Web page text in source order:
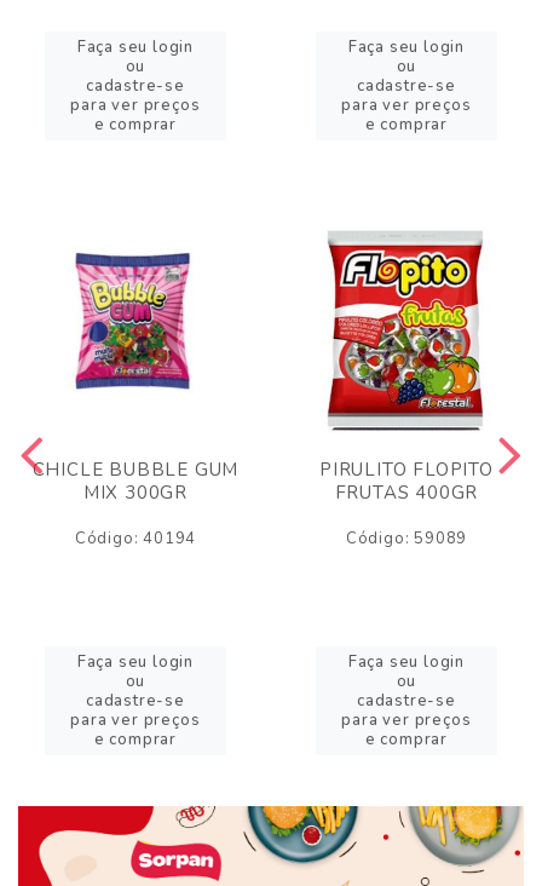
Faça seu login
ou
cadastre-se
para ver preços
e comprar
Faça seu login
ou
cadastre-se
para ver preços
e comprar
CHICLE BUBBLE GUM
MIX 300GR
Código: 40194
Faça seu login
ou
cadastre-se
para ver preços
e comprar
PIRULITO FLOPITO
FRUTAS 400GR
Código: 59089
Faça seu login
ou
cadastre-se
para ver preços
e comprar